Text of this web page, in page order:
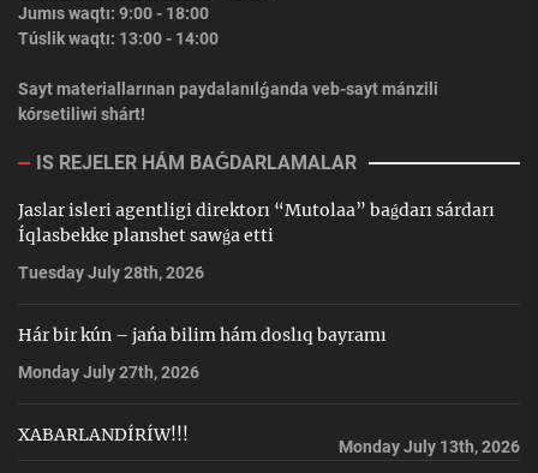
Jumıs waqtı: 9:00 - 18:00
Túslik waqtı: 13:00 - 14:00
Sayt materiallarınan paydalanılǵanda veb-sayt mánzili
kórsetiliwi shárt!
IS REJELER HÁM BAǴDARLAMALAR
Jaslar isleri agentligi direktorı “Mutolaa” baǵdarı sárdarı
Íqlasbekke planshet sawǵa etti
Tuesday July 28th, 2026
Hár bir kún – jańa bilim hám doslıq bayramı
Monday July 27th, 2026
XABARLANDÍRÍW!!!
Monday July 13th, 2026